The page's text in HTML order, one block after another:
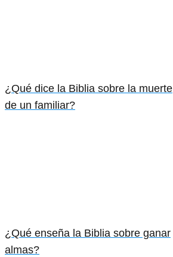
¿Qué dice la Biblia sobre la muerte
de un familiar?
¿Qué enseña la Biblia sobre ganar
almas?